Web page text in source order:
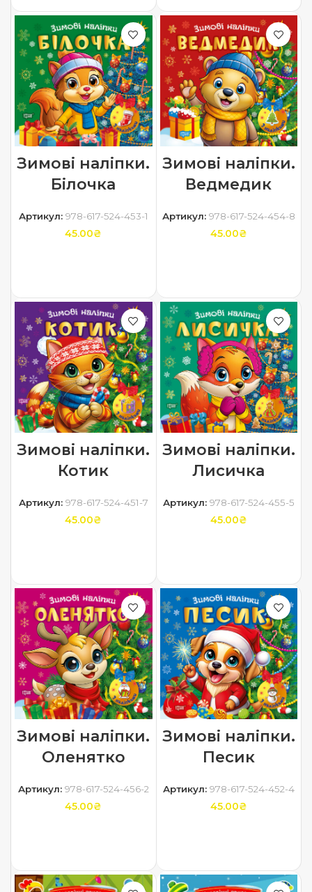
Зимові наліпки.
Білочка
Артикул: 978-617-524-453-1
45.00₴
Зимові наліпки.
Ведмедик
Артикул: 978-617-524-454-8
45.00₴
Зимові наліпки.
Котик
Артикул: 978-617-524-451-7
45.00₴
Зимові наліпки.
Лисичка
Артикул: 978-617-524-455-5
45.00₴
Зимові наліпки.
Оленятко
Артикул: 978-617-524-456-2
45.00₴
Зимові наліпки.
Песик
Артикул: 978-617-524-452-4
45.00₴